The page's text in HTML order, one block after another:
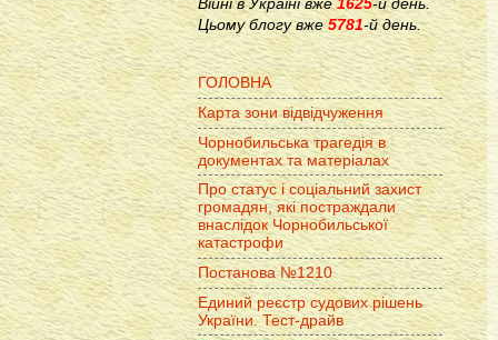
Війні в Україні вже1625-й день.
Цьому блогу вже 5781-й день.
ГОЛОВНА
Карта зони відвідчуження
Чорнобильська трагедія в
документах та матеріалах
Про статус і соціальний захист
громадян, які постраждали
внаслідок Чорнобильської
катастрофи
Постанова №1210
Единий реєстр судових рішень
України. Тест-драйв